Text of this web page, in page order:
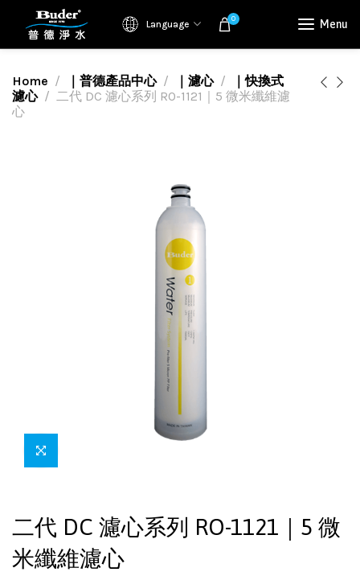
Language 0 Menu
Home ｜普德產品中心 ｜濾心
｜快換式
濾心
二代 DC 濾心系列 RO-1121｜5 微米纖維濾
心
二代 DC 濾心系列 RO-1121｜5 微
米纖維濾心